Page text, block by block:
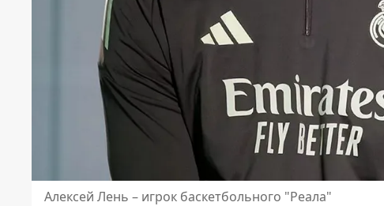
Алексей Лень – игрок баскетбольного "Реала"